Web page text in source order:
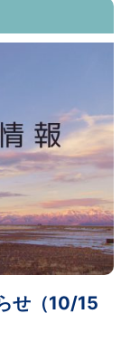
せ（10/15